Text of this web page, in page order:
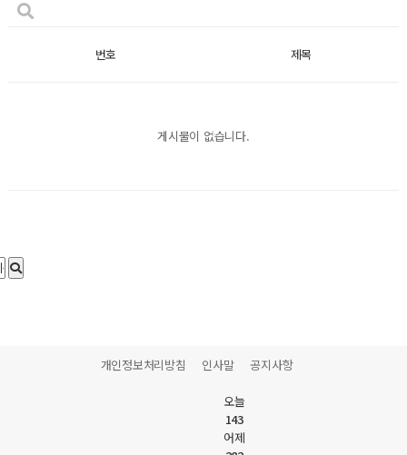
번호 제목
게시물이 없습니다.
개인정보처리방침 인사말 공지사항
오늘
143
어제